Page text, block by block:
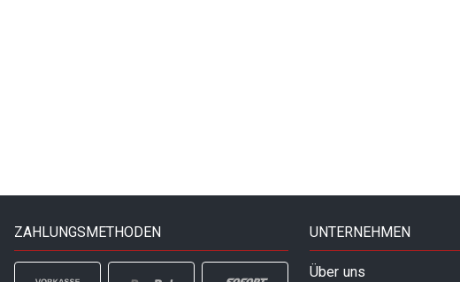
ZAHLUNGSMETHODEN UNTERNEHMEN
Über uns